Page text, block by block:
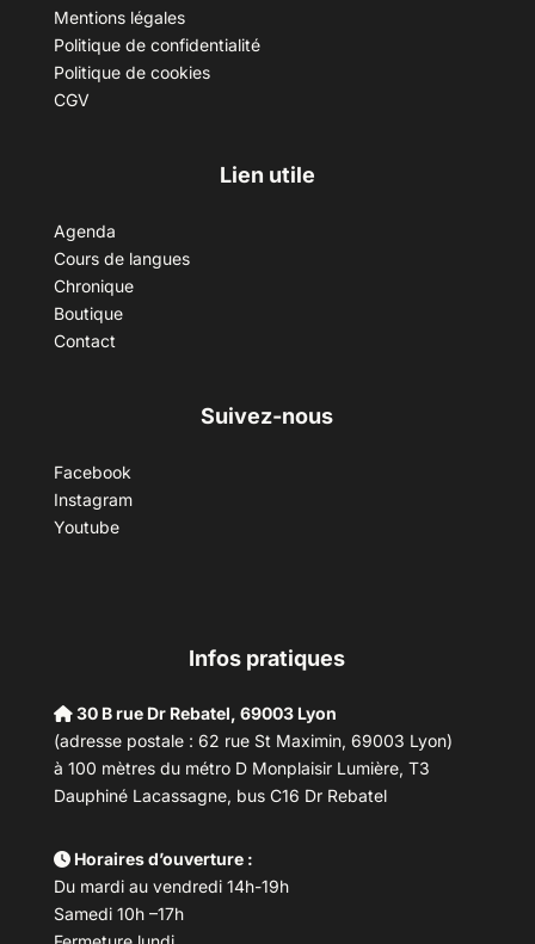
Mentions légales
Politique de confidentialité
Politique de cookies
CGV
Lien utile
Agenda
Cours de langues
Chronique
Boutique
Contact
Suivez-nous
Facebook
Instagram
Youtube
Infos pratiques
30 B rue Dr Rebatel, 69003 Lyon
(adresse postale : 62 rue St Maximin, 69003 Lyon)
à 100 mètres du métro D Monplaisir Lumière, T3
Dauphiné Lacassagne, bus C16 Dr Rebatel
Horaires d’ouverture :
Du mardi au vendredi 14h-19h
Samedi 10h –17h